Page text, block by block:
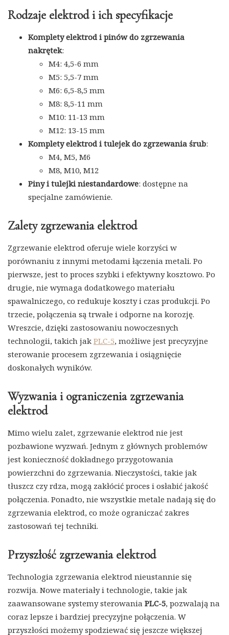
Rodzaje elektrod i ich specyfikacje
Komplety elektrod i pinów do zgrzewania
nakrętek:
M4: 4,5-6 mm
M5: 5,5-7 mm
M6: 6,5-8,5 mm
M8: 8,5-11 mm
M10: 11-13 mm
M12: 13-15 mm
Komplety elektrod i tulejek do zgrzewania śrub:
M4, M5, M6
M8, M10, M12
Piny i tulejki niestandardowe: dostępne na
specjalne zamówienie.
Zalety zgrzewania elektrod
Zgrzewanie elektrod oferuje wiele korzyści w
porównaniu z innymi metodami łączenia metali. Po
pierwsze, jest to proces szybki i efektywny kosztowo. Po
drugie, nie wymaga dodatkowego materiału
spawalniczego, co redukuje koszty i czas produkcji. Po
trzecie, połączenia są trwałe i odporne na korozję.
Wreszcie, dzięki zastosowaniu nowoczesnych
technologii, takich jak PLC-5, możliwe jest precyzyjne
sterowanie procesem zgrzewania i osiągnięcie
doskonałych wyników.
Wyzwania i ograniczenia zgrzewania
elektrod
Mimo wielu zalet, zgrzewanie elektrod nie jest
pozbawione wyzwań. Jednym z głównych problemów
jest konieczność dokładnego przygotowania
powierzchni do zgrzewania. Nieczystości, takie jak
tłuszcz czy rdza, mogą zakłócić proces i osłabić jakość
połączenia. Ponadto, nie wszystkie metale nadają się do
zgrzewania elektrod, co może ograniczać zakres
zastosowań tej techniki.
Przyszłość zgrzewania elektrod
Technologia zgrzewania elektrod nieustannie się
rozwija. Nowe materiały i technologie, takie jak
zaawansowane systemy sterowania PLC-5, pozwalają na
coraz lepsze i bardziej precyzyjne połączenia. W
przyszłości możemy spodziewać się jeszcze większej